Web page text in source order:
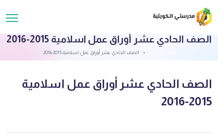
الصف الحادي عشر أوراق عمل اسلامية 2015-2016
الصف الحادي عشر أوراق عمل اسلامية 2015-2016
الصف الحادي عشر أوراق عمل اسلامية
2015-2016